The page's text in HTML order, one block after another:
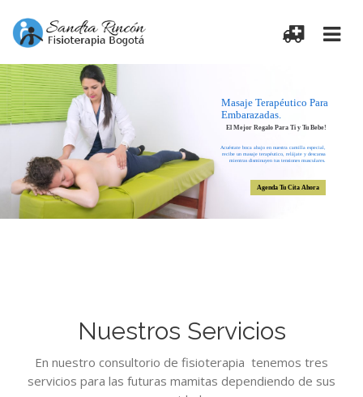
Masaje Terapéutico Para
Embarazadas.
El Mejor Regalo Para Ti y Tu Bebe!
Acuéstate boca abajo en nuestra camilla especial,
recibe un masaje terapéutico, relájate y descansa
mientras disminuyen tus tensiones musculares.
Agenda Tu Cita Ahora
Nuestros Servicios
En nuestro consultorio de fisioterapia tenemos tres
servicios para las futuras mamitas dependiendo de sus